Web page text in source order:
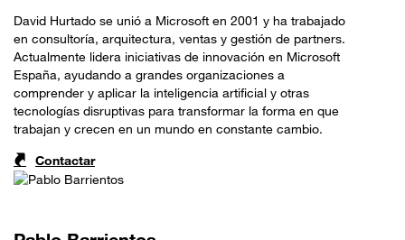
David Hurtado se unió a Microsoft en 2001 y ha trabajado
en consultoría, arquitectura, ventas y gestión de partners.
Actualmente lidera iniciativas de innovación en Microsoft
España, ayudando a grandes organizaciones a
comprender y aplicar la inteligencia artificial y otras
tecnologías disruptivas para transformar la forma en que
trabajan y crecen en un mundo en constante cambio.
Contactar